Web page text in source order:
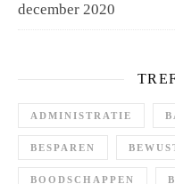
december 2020
ADMINISTRATIE
BESPAREN
BOODSCHAPPEN